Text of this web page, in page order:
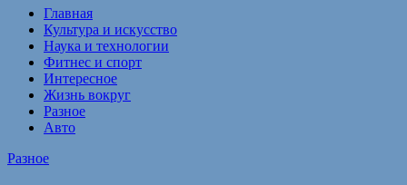
Главная
Культура и искусство
Наука и технологии
Фитнес и спорт
Интересное
Жизнь вокруг
Разное
Авто
Разное